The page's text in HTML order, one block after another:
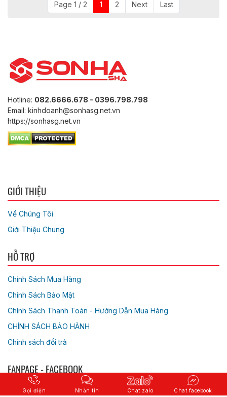
Page 1 / 2 1 2 Next Last
Hotline: 082.6666.678 - 0396.798.798
Email: kinhdoanh@sonhasg.net.vn
https://sonhasg.net.vn
GIỚI THIỆU
Về Chúng Tôi
Giới Thiệu Chung
HỖ TRỢ
Chính Sách Mua Hàng
Chính Sách Bảo Mật
Chính Sách Thanh Toán - Hướng Dẫn Mua Hàng
CHÍNH SÁCH BẢO HÀNH
Chính sách đổi trả
FANPAGE - FACEBOOK
Gọi điện Nhắn tin Chat zalo Chat facebook